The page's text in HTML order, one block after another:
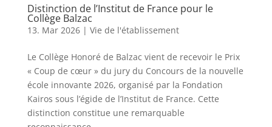
Distinction de l’Institut de France pour le
Collège Balzac
13. Mar 2026| Vie de l'établissement
Le Collège Honoré de Balzac vient de recevoir le Prix
« Coup de cœur » du jury du Concours de la nouvelle
école innovante 2026, organisé par la Fondation
Kairos sous l’égide de l’Institut de France. Cette
distinction constitue une remarquable